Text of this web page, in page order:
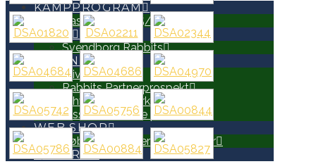
KAMPPROGRAM
Basketligaen 25/26
HOLD
Svendborg Rabbits
PARTNERE
Bliv Partner
Rabbits Partnerprospekt
Erhvervsnetværk
Disse er allerede partnere
WEB SHOP
Køb Rabbits merchandise her
SEARCH